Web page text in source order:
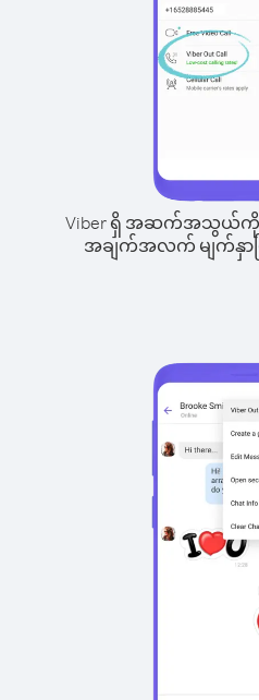
Viber ရှိ အဆက်အသွယ်ကို ရွ
အချက်အလက် မျက်နှာပြ